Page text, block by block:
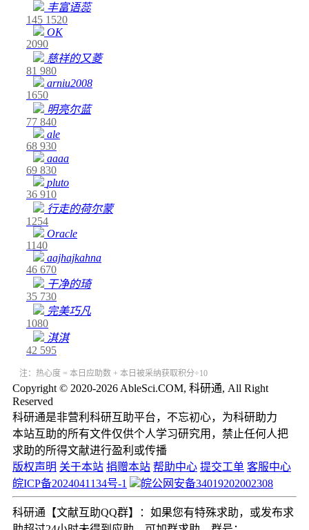
丰富语蕊
145 1520
OK
2090
慈祥的又菱
81 980
arniu2008
1650
明亮尔蓝
77 840
ale
68 930
aaaa
69 830
pluto
36 910
行走的荷尔蒙
1254
Oracle
1140
aajhajkahna
46 670
干净的琦
35 730
完美巧凡
1080
淇淇
42 595
注：热心度 = 本日应助数 + 本日被采纳获取积分÷10
Copyright © 2020-2026 AbleSci.COM, 科研通, All Right
Reserved
科研通是非营利科研互助平台，不忘初心，为科研助力
本站互助的所有文件仅供个人学习研究用，禁止任何人把
求助的所得文献进行盈利或传播
版权声明 关于本站 捐赠本站 帮助中心 提交工单 客服中心
皖ICP备2024041134号-1
皖公网安备34019202002308
科研通【文献互助QQ群】：如果您有特殊求助，或发布求